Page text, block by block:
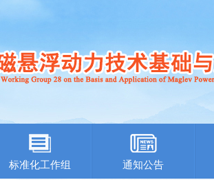
标准化工作组 通知公告